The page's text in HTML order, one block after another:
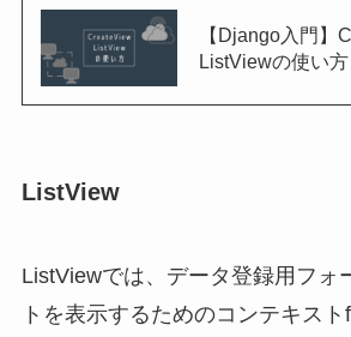
【Django入門】
ListViewの使い
ListView
ListViewでは、データ登録用フォ
トを表示するためのコンテキスト